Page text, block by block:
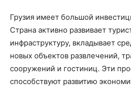
Грузия имеет большой
Страна активно развивает
инфраструктуру, вкладывает
новых объектов развлечений,
сооружений и гостиниц. Эти
способствуют развитию